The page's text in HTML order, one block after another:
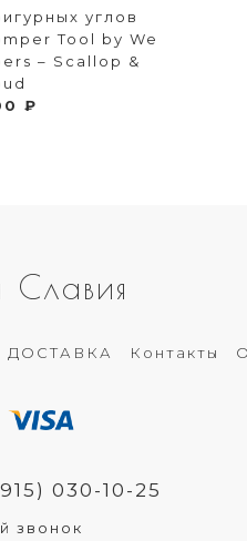
углов
Tool by We
– Scallop &
₽
Славия
ДОСТАВКА Контакты
030-10-25
звонок